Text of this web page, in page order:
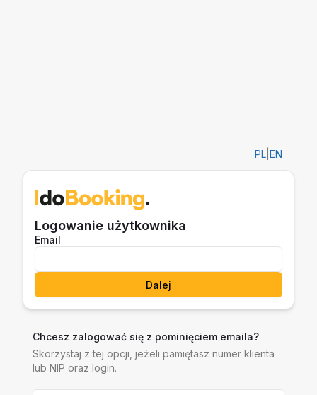
PL EN
Logowanie użytkownika
Email
Dalej
Chcesz zalogować się z pominięciem emaila?
Skorzystaj z tej opcji, jeżeli pamiętasz numer klienta
lub NIP oraz login.